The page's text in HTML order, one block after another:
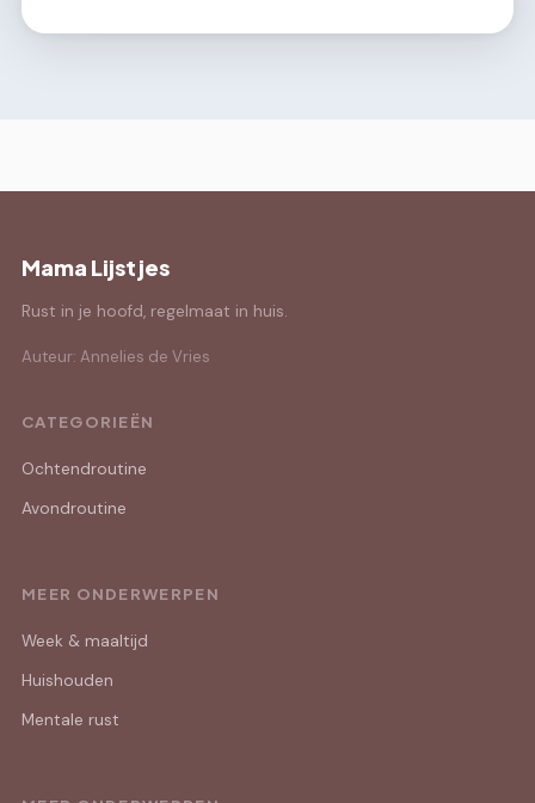
Mama Lijstjes
Rust in je hoofd, regelmaat in huis.
Auteur: Annelies de Vries
CATEGORIEËN
Ochtendroutine
Avondroutine
MEER ONDERWERPEN
Week & maaltijd
Huishouden
Mentale rust